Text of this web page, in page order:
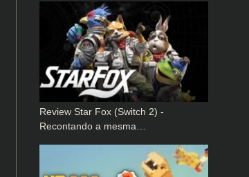
Review Star Fox (Switch 2) -
Recontando a mesma…